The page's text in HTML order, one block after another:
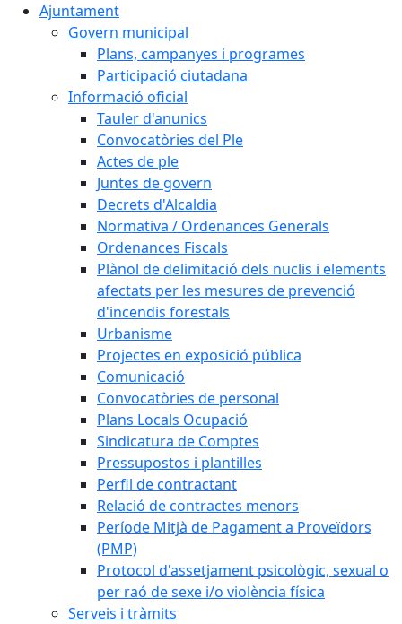
Ajuntament
Govern municipal
Plans, campanyes i programes
Participació ciutadana
Informació oficial
Tauler d'anunics
Convocatòries del Ple
Actes de ple
Juntes de govern
Decrets d'Alcaldia
Normativa / Ordenances Generals
Ordenances Fiscals
Plànol de delimitació dels nuclis i elements
afectats per les mesures de prevenció
d'incendis forestals
Urbanisme
Projectes en exposició pública
Comunicació
Convocatòries de personal
Plans Locals Ocupació
Sindicatura de Comptes
Pressupostos i plantilles
Perfil de contractant
Relació de contractes menors
Període Mitjà de Pagament a Proveïdors
(PMP)
Protocol d'assetjament psicològic, sexual o
per raó de sexe i/o violència física
Serveis i tràmits